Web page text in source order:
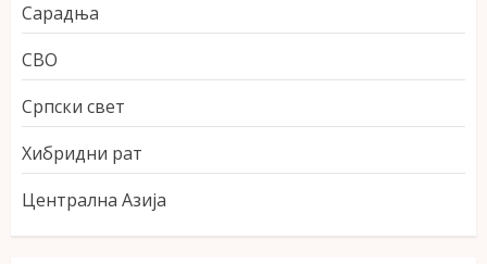
Сарадња
СВО
Српски свет
Хибридни рат
Централна Азија